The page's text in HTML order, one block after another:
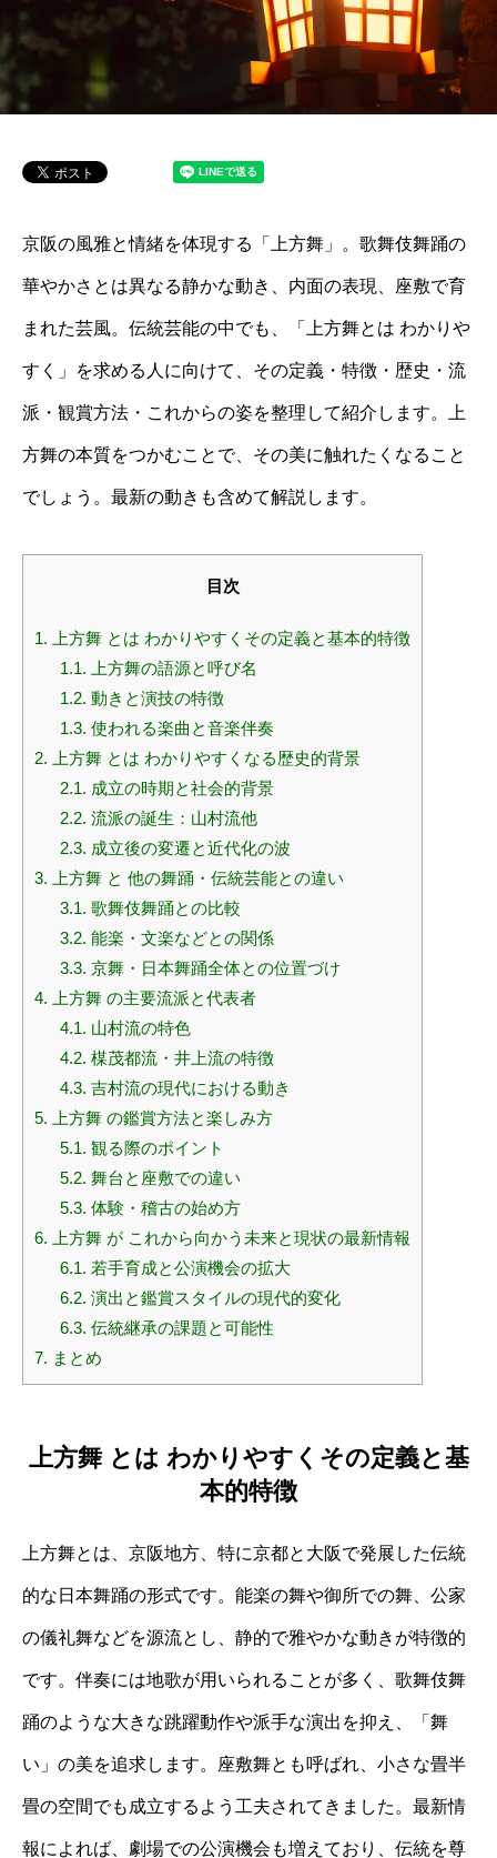
京阪の風雅と情緒を体現する「上方舞」。歌舞伎舞踊の
華やかさとは異なる静かな動き、内面の表現、座敷で育
まれた芸風。伝統芸能の中でも、「上方舞とは わかりや
すく」を求める人に向けて、その定義・特徴・歴史・流
派・観賞方法・これからの姿を整理して紹介します。上
方舞の本質をつかむことで、その美に触れたくなること
でしょう。最新の動きも含めて解説します。
目次
1. 上方舞 とは わかりやすくその定義と基本的特徴
1.1. 上方舞の語源と呼び名
1.2. 動きと演技の特徴
1.3. 使われる楽曲と音楽伴奏
2. 上方舞 とは わかりやすくなる歴史的背景
2.1. 成立の時期と社会的背景
2.2. 流派の誕生：山村流他
2.3. 成立後の変遷と近代化の波
3. 上方舞 と 他の舞踊・伝統芸能との違い
3.1. 歌舞伎舞踊との比較
3.2. 能楽・文楽などとの関係
3.3. 京舞・日本舞踊全体との位置づけ
4. 上方舞 の主要流派と代表者
4.1. 山村流の特色
4.2. 楳茂都流・井上流の特徴
4.3. 吉村流の現代における動き
5. 上方舞 の鑑賞方法と楽しみ方
5.1. 観る際のポイント
5.2. 舞台と座敷での違い
5.3. 体験・稽古の始め方
6. 上方舞 が これから向かう未来と現状の最新情報
6.1. 若手育成と公演機会の拡大
6.2. 演出と鑑賞スタイルの現代的変化
6.3. 伝統継承の課題と可能性
7. まとめ
上方舞 とは わかりやすくその定義と基
本的特徴
上方舞とは、京阪地方、特に京都と大阪で発展した伝統
的な日本舞踊の形式です。能楽の舞や御所での舞、公家
の儀礼舞などを源流とし、静的で雅やかな動きが特徴的
です。伴奏には地歌が用いられることが多く、歌舞伎舞
踊のような大きな跳躍動作や派手な演出を抑え、「舞
い」の美を追求します。座敷舞とも呼ばれ、小さな畳半
畳の空間でも成立するよう工夫されてきました。最新情
報によれば、劇場での公演機会も増えており、伝統を尊